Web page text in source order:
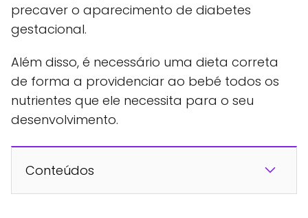
precaver o aparecimento de diabetes
gestacional.
Além disso, é necessário uma dieta correta
de forma a providenciar ao bebé todos os
nutrientes que ele necessita para o seu
desenvolvimento.
Conteúdos